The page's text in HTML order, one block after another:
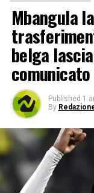
Mbangula
belga
comunicato
Published 1
By